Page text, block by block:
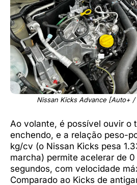
Nissan Kicks Advance [Auto+ /
Ao volante, é possível ouvir o
enchendo, e a relação peso-
kg/cv (o Nissan Kicks pesa
marcha) permite acelerar de
segundos, com velocidade
Comparado ao Kicks de